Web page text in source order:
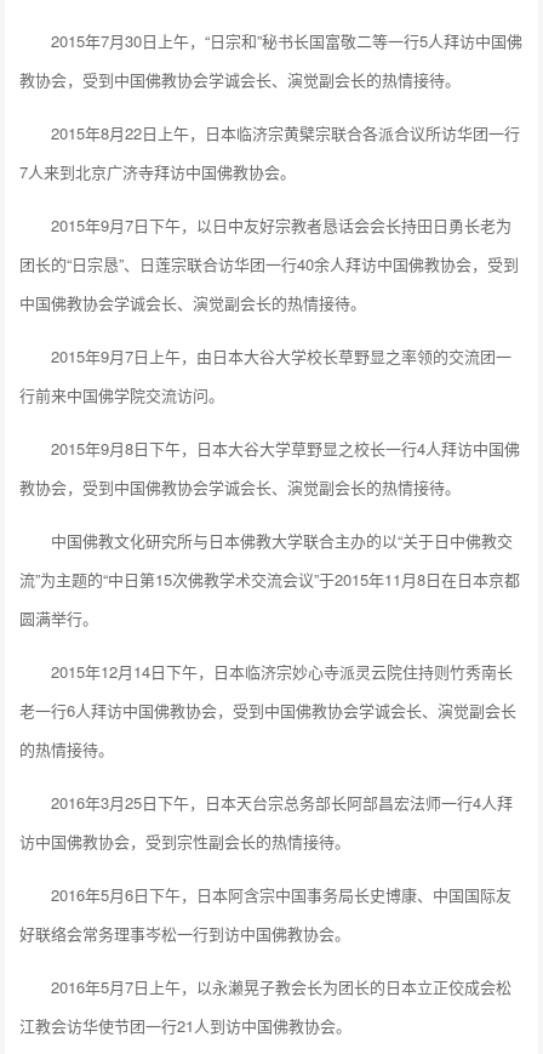
2015年7月30日上午，“日宗和”秘书长国富敬二等一行5人拜访中国佛
教协会，受到中国佛教协会学诚会长、演觉副会长的热情接待。
2015年8月22日上午，日本临济宗黄檗宗联合各派合议所访华团一行
7人来到北京广济寺拜访中国佛教协会。
2015年9月7日下午，以日中友好宗教者恳话会会长持田日勇长老为
团长的“日宗恳”、日莲宗联合访华团一行40余人拜访中国佛教协会，受到
中国佛教协会学诚会长、演觉副会长的热情接待。
2015年9月7日上午，由日本大谷大学校长草野显之率领的交流团一
行前来中国佛学院交流访问。
2015年9月8日下午，日本大谷大学草野显之校长一行4人拜访中国佛
教协会，受到中国佛教协会学诚会长、演觉副会长的热情接待。
中国佛教文化研究所与日本佛教大学联合主办的以“关于日中佛教交
流”为主题的“中日第15次佛教学术交流会议”于2015年11月8日在日本京都
圆满举行。
2015年12月14日下午，日本临济宗妙心寺派灵云院住持则竹秀南长
老一行6人拜访中国佛教协会，受到中国佛教协会学诚会长、演觉副会长
的热情接待。
2016年3月25日下午，日本天台宗总务部长阿部昌宏法师一行4人拜
访中国佛教协会，受到宗性副会长的热情接待。
2016年5月6日下午，日本阿含宗中国事务局长史博康、中国国际友
好联络会常务理事岑松一行到访中国佛教协会。
2016年5月7日上午，以永濑晃子教会长为团长的日本立正佼成会松
江教会访华使节团一行21人到访中国佛教协会。